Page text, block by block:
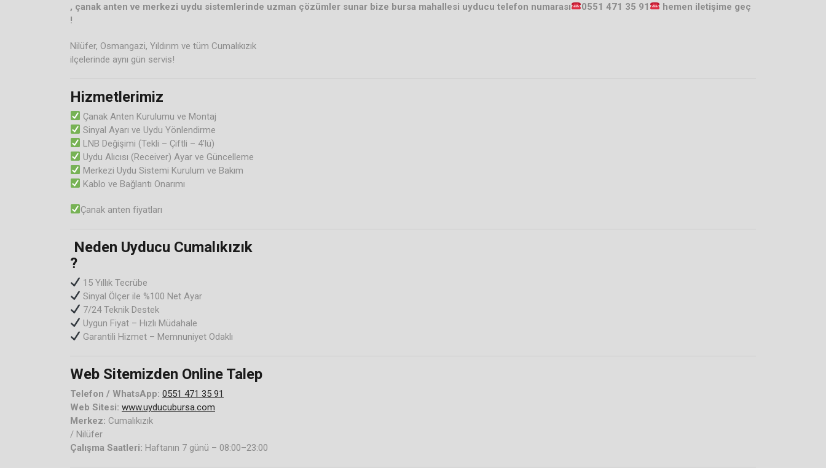
, çanak anten ve merkezi uydu sistemlerinde uzman çözümler sunar bize bursa mahallesi uyducu telefon numarası
0551 471 35 91
hemen iletişime geç
!
Nilüfer, Osmangazi, Yıldırım ve tüm Cumalıkızık
ilçelerinde aynı gün servis!
Hizmetlerimiz
Çanak Anten Kurulumu ve Montaj
Sinyal Ayarı ve Uydu Yönlendirme
LNB Değişimi (Tekli – Çiftli – 4’lü)
Uydu Alıcısı (Receiver) Ayar ve Güncelleme
Merkezi Uydu Sistemi Kurulum ve Bakım
Kablo ve Bağlantı Onarımı
Çanak anten fiyatları
️ Neden Uyducu Cumalıkızık
?
15 Yıllık Tecrübe
Sinyal Ölçer ile %100 Net Ayar
7/24 Teknik Destek
Uygun Fiyat – Hızlı Müdahale
Garantili Hizmet – Memnuniyet Odaklı
Web Sitemizden Online Talep
Telefon / WhatsApp: 0551 471 35 91
Web Sitesi: www.uyducubursa.com
Merkez: Cumalıkızık
/ Nilüfer
Çalışma Saatleri: Haftanın 7 günü – 08:00–23:00